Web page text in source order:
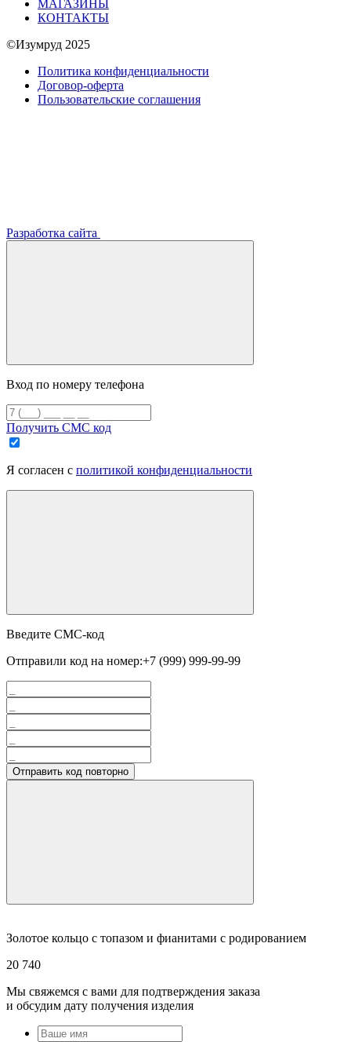
МАГАЗИНЫ
КОНТАКТЫ
©Изумруд 2025
Политика конфиденциальности
Договор-оферта
Пользовательские соглашения
Разработка сайта
Вход по номеру телефона
Получить СМС код
Я согласен с политикой конфиденциальности
Введите СМС-код
Отправили код на номер:+7 (999) 999-99-99
Отправить код повторно
Золотое кольцо с топазом и фианитами с родированием
20 740
Мы свяжемся с вами для подтверждения заказа
и обсудим дату получения изделия